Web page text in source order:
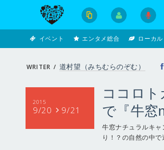
イベント エンタメ総合 ローカル
WRITER / 道村望（みちむらのぞむ）
2015
9/20 9/21
ココロ
で『牛
牛窓ナチュラルキ
り！？の自然の中